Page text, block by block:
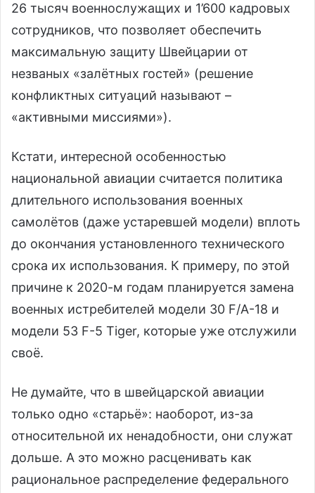
26 тысяч военнослужащих и 1’600 кадровых
сотрудников, что позволяет обеспечить
максимальную защиту Швейцарии от
незваных «залётных гостей» (решение
конфликтных ситуаций называют –
«активными миссиями»).
Кстати, интересной особенностью
национальной авиации считается политика
длительного использования военных
самолётов (даже устаревшей модели) вплоть
до окончания установленного технического
срока их использования. К примеру, по этой
причине к 2020-м годам планируется замена
военных истребителей модели 30 F/A-18 и
модели 53 F-5 Tiger, которые уже отслужили
своё.
Не думайте, что в швейцарской авиации
только одно «старьё»: наоборот, из-за
относительной их ненадобности, они служат
дольше. А это можно расценивать как
рациональное распределение федерального